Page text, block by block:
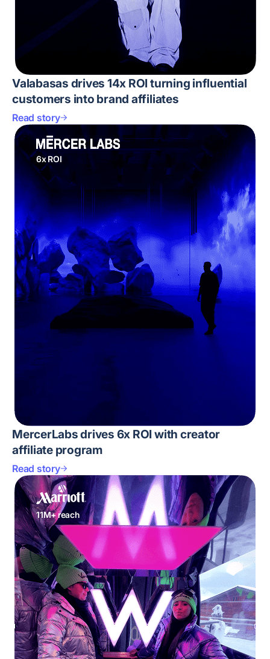
Valabasas drives 14x ROI turning influential
customers into brand affiliates
Read story
6x ROI
MercerLabs drives 6x ROI with creator
affiliate program
Read story
11M+ reach